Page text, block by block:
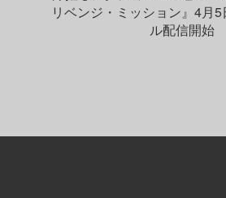
リベンジ・ミッション』4月
ル配信開始